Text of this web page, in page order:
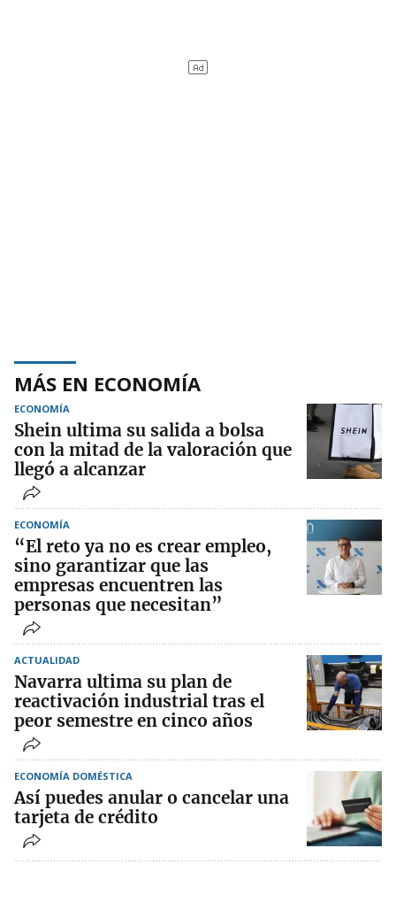
MÁS EN ECONOMÍA
ECONOMÍA
Shein ultima su salida a bolsa
con la mitad de la valoración que
llegó a alcanzar
ECONOMÍA
“El reto ya no es crear empleo,
sino garantizar que las
empresas encuentren las
personas que necesitan”
ACTUALIDAD
Navarra ultima su plan de
reactivación industrial tras el
peor semestre en cinco años
ECONOMÍA DOMÉSTICA
Así puedes anular o cancelar una
tarjeta de crédito